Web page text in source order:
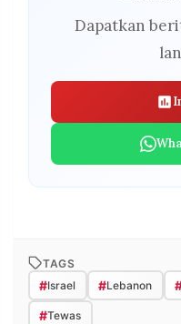
Dapatkan
TAGS
#Israel #Lebanon
#Tewas